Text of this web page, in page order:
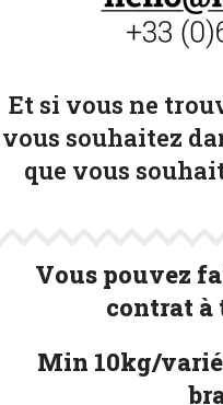
Et si vous ne
vous souhaitez
que vous
Vous pouvez
contrat à
Min 10kg/